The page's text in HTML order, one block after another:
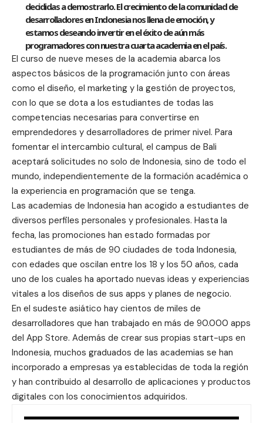
decididas a demostrarlo. El crecimiento de la comunidad de
desarrolladores en Indonesia nos llena de emoción, y
estamos deseando invertir en el éxito de aún más
programadores con nuestra cuarta academia en el país.
El curso de nueve meses de la academia abarca los
aspectos básicos de la programación junto con áreas
como el diseño, el marketing y la gestión de proyectos,
con lo que se dota a los estudiantes de todas las
competencias necesarias para convertirse en
emprendedores y desarrolladores de primer nivel. Para
fomentar el intercambio cultural, el campus de Bali
aceptará solicitudes no solo de Indonesia, sino de todo el
mundo, independientemente de la formación académica o
la experiencia en programación que se tenga.
Las academias de Indonesia han acogido a estudiantes de
diversos perfiles personales y profesionales. Hasta la
fecha, las promociones han estado formadas por
estudiantes de más de 90 ciudades de toda Indonesia,
con edades que oscilan entre los 18 y los 50 años, cada
uno de los cuales ha aportado nuevas ideas y experiencias
vitales a los diseños de sus apps y planes de negocio.
En el sudeste asiático hay cientos de miles de
desarrolladores que han trabajado en más de 90.000 apps
del App Store. Además de crear sus propias start-ups en
Indonesia, muchos graduados de las academias se han
incorporado a empresas ya establecidas de toda la región
y han contribuido al desarrollo de aplicaciones y productos
digitales con los conocimientos adquiridos.